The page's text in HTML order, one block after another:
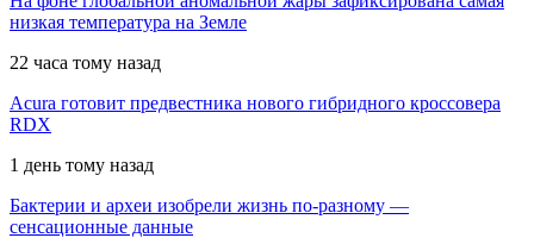
низкая температура на Земле
22 часа тому назад
Acura готовит предвестника нового гибридного кроссовера
RDX
1 день тому назад
Бактерии и археи изобрели жизнь по-разному —
сенсационные данные